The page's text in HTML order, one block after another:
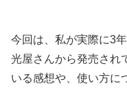
今回は、私が実際に3
光屋さんから発売され
いる感想や、使い方に